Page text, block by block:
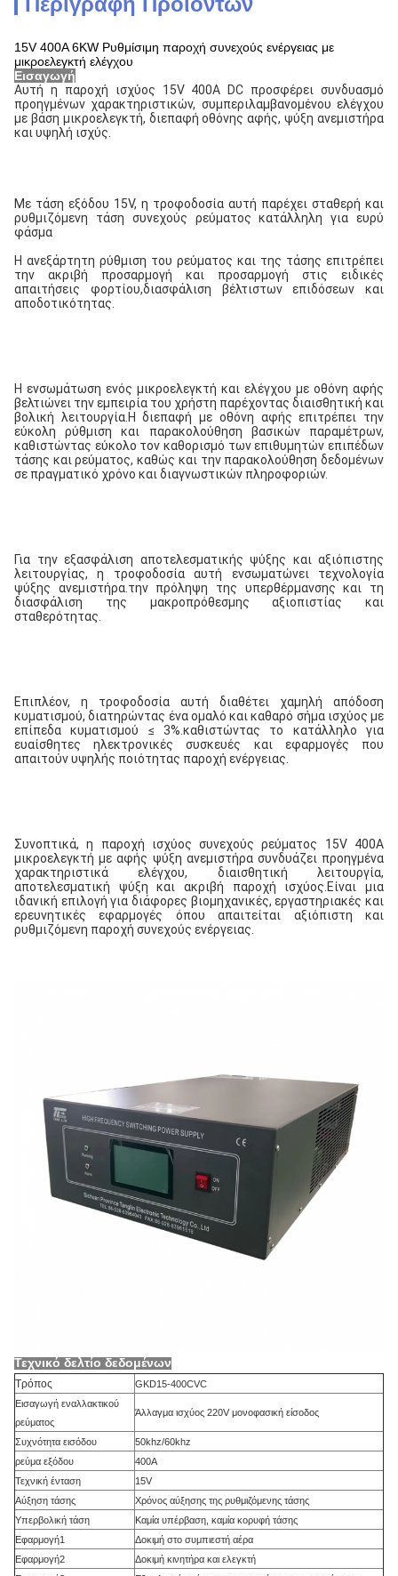
15V 400A 6KW Ρυθμίσιμη παροχή συνεχούς ενέργειας με
μικροελεγκτή ελέγχου
Εισαγωγή
Αυτή η παροχή ισχύος 15V 400A DC προσφέρει συνδυασμό
προηγμένων χαρακτηριστικών, συμπεριλαμβανομένου ελέγχου
με βάση μικροελεγκτή, διεπαφή οθόνης αφής, ψύξη ανεμιστήρα
και υψηλή ισχύς.
Με τάση εξόδου 15V, η τροφοδοσία αυτή παρέχει σταθερή και
ρυθμιζόμενη τάση συνεχούς ρεύματος κατάλληλη για ευρύ
φάσμα
Η ανεξάρτητη ρύθμιση του ρεύματος και της τάσης επιτρέπει
την ακριβή προσαρμογή και προσαρμογή στις ειδικές
απαιτήσεις φορτίου,διασφάλιση βέλτιστων επιδόσεων και
αποδοτικότητας.
Η ενσωμάτωση ενός μικροελεγκτή και ελέγχου με οθόνη αφής
βελτιώνει την εμπειρία του χρήστη παρέχοντας διαισθητική και
βολική λειτουργία.Η διεπαφή με οθόνη αφής επιτρέπει την
εύκολη ρύθμιση και παρακολούθηση βασικών παραμέτρων,
καθιστώντας εύκολο τον καθορισμό των επιθυμητών επιπέδων
τάσης και ρεύματος, καθώς και την παρακολούθηση δεδομένων
σε πραγματικό χρόνο και διαγνωστικών πληροφοριών.
Για την εξασφάλιση αποτελεσματικής ψύξης και αξιόπιστης
λειτουργίας, η τροφοδοσία αυτή ενσωματώνει τεχνολογία
ψύξης ανεμιστήρα.την πρόληψη της υπερθέρμανσης και τη
διασφάλιση της μακροπρόθεσμης αξιοπιστίας και
σταθερότητας.
Επιπλέον, η τροφοδοσία αυτή διαθέτει χαμηλή απόδοση
κυματισμού, διατηρώντας ένα ομαλό και καθαρό σήμα ισχύος με
επίπεδα κυματισμού ≤ 3%.καθιστώντας το κατάλληλο για
ευαίσθητες ηλεκτρονικές συσκευές και εφαρμογές που
απαιτούν υψηλής ποιότητας παροχή ενέργειας.
Συνοπτικά, η παροχή ισχύος συνεχούς ρεύματος 15V 400A
μικροελεγκτή με αφής ψύξη ανεμιστήρα συνδυάζει προηγμένα
χαρακτηριστικά ελέγχου, διαισθητική λειτουργία,
αποτελεσματική ψύξη και ακριβή παροχή ισχύος.Είναι μια
ιδανική επιλογή για διάφορες βιομηχανικές, εργαστηριακές και
ερευνητικές εφαρμογές όπου απαιτείται αξιόπιστη και
ρυθμιζόμενη παροχή συνεχούς ενέργειας.
Τεχνικό δελτίο δεδομένων
Τρόπος
GKD15-400CVC
Εισαγωγή εναλλακτικού
ρεύματος
Άλλαγμα ισχύος 220V μονοφασική είσοδος
Συχνότητα εισόδου
50khz/60khz
ρεύμα εξόδου
400A
Τεχνική ένταση
15V
Αύξηση τάσης
Χρόνος αύξησης της ρυθμιζόμενης τάσης
Υπερβολική τάση
Καμία υπέρβαση, καμία κορυφή τάσης
Εφαρμογή1
Δοκιμή στο συμπιεστή αέρα
Εφαρμογή2
Δοκιμή κινητήρα και ελεγκτή